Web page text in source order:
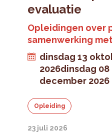
evaluatie
Opleidingen over
samenwerking met
dinsdag 13
2026dinsdag
december 2026
Opleiding
23 juli 2026